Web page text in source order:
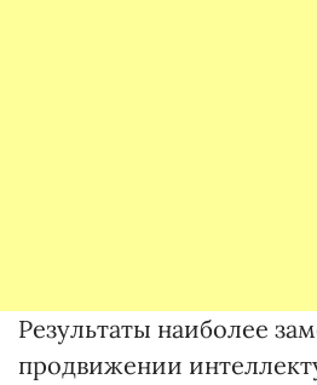
Результаты наиболее
продвижении